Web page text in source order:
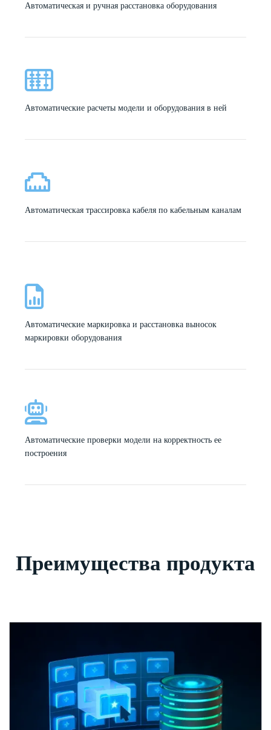
Автоматическая и ручная расстановка оборудования
Автоматические расчеты модели и оборудования в ней
Автоматическая трассировка кабеля по кабельным каналам
Автоматические маркировка и расстановка выносок
маркировки оборудования
Автоматические проверки модели на корректность ее
построения
Преимущества продукта